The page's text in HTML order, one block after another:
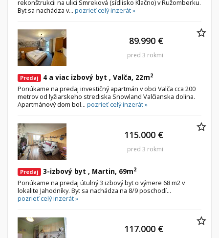
rekonštrukcii na ulici Smreková (sídlisko Klačno) v Ružomberku.
Byt sa nachádza v... pozrieť celý inzerát »
Predaj 4 a viac izbový byt , Valča, 22m2
Ponúkame na predaj investičný apartmán v obci Valča cca 200
metrov od lyžiarskeho strediska Snowland Valčianska dolina.
Apartmánový dom bol... pozrieť celý inzerát »
89.990 €
pred 3 rokmi
Predaj 3-izbový byt , Martin, 69m2
Ponúkame na predaj útulný 3 izbový byt o výmere 68 m2 v
lokalite Jahodníky. Byt sa nachádza na 8/9 poschodí...
pozrieť celý inzerát »
115.000 €
pred 3 rokmi
117.000 €